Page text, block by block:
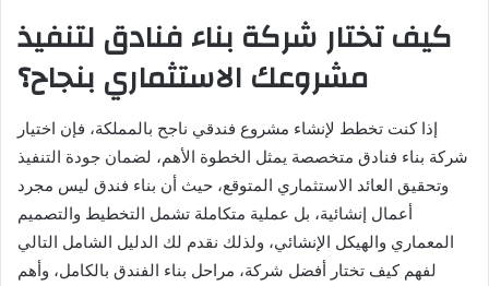
كيف تختار شركة بناء فنادق لتنفيذ
مشروعك الاستثماري بنجاح؟
إذا كنت تخطط لإنشاء مشروع فندقي ناجح بالمملكة، فإن اختيار
شركة بناء فنادق متخصصة يمثل الخطوة الأهم، لضمان جودة التنفيذ
وتحقيق العائد الاستثماري المتوقع، حيث أن بناء فندق ليس مجرد
أعمال إنشائية، بل عملية متكاملة تشمل التخطيط والتصميم
المعماري والهيكل الإنشائي، ولذلك نقدم لك الدليل الشامل التالي
لفهم كيف تختار أفضل شركة، مراحل بناء الفندق بالكامل، وأهم